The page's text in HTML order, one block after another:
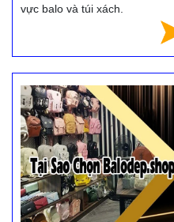
vực balo và túi xách.